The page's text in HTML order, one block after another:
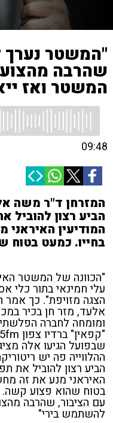
"המשטר נערך
שהרבה
המשטר ואז
09:48
הביע רצון להוביל
המודיעין
בחייו. כמעט
"הכוונה של המשטר
עלי חמינאי בתור כלי
הצגה מזויפת". כך
אלעד, מזר חן בכיר
ומומחה לחברה
שבפועל הגיעו אלה
הביע רצון להוביל את
האיראני מנע את זה
בטוח שהוא פצוע קשה.
עם הציבור, שהרבה
להשתמש בירי"